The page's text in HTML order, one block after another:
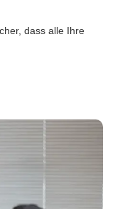
dass alle Ihre